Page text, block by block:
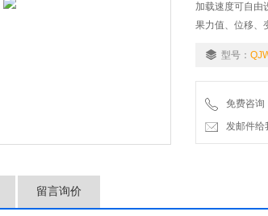
加载速度可自由
果力值、位移、
型号：
免费咨询
发邮件给
留言询价